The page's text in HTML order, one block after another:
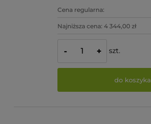
Cena regularna:
Najniższa cena:4 344,00 zł
- + szt.
do koszyka